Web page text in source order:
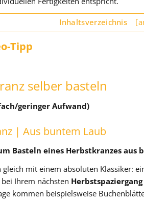
Inhaltsverzeichnis
Tipp
selber basteln
geringer Aufwand)
| Aus buntem Laub
Basteln eines Herbstkranzes aus
gleich mit einem absoluten Klassiker:
Ihrem nächsten Herbstspaziergang
kommen beispielsweise